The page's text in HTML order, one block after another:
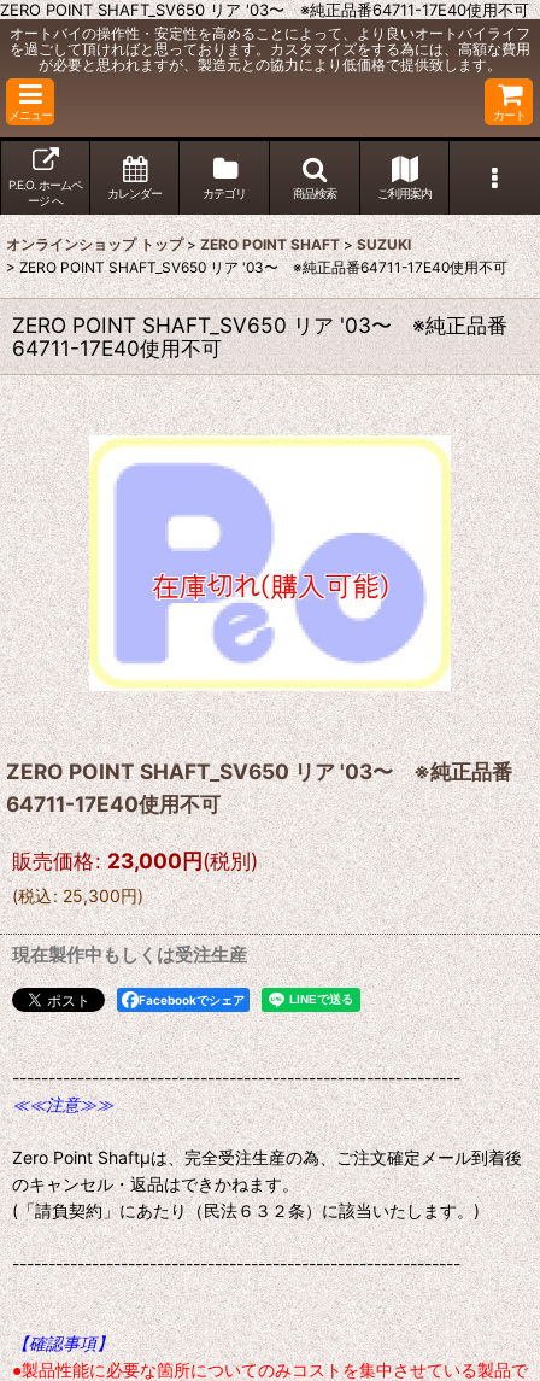
ZERO POINT SHAFT_SV650 リア '03〜 ※純正品番64711-17E40使用不可
オートバイの操作性・安定性を高めることによって、より良いオートバイライフ
を過ごして頂ければと思っております。カスタマイズをする為には、高額な費用
が必要と思われますが、製造元との協力により低価格で提供致します。
メニュー カート
P.E.O. ホームペ
ージ へ
カレンダー カテゴリ 商品検索 ご利用案内
オンラインショップ トップ > ZERO POINT SHAFT > SUZUKI
> ZERO POINT SHAFT_SV650 リア '03〜 ※純正品番64711-17E40使用不可
ZERO POINT SHAFT_SV650 リア '03〜 ※純正品番
64711-17E40使用不可
ZERO POINT SHAFT_SV650 リア '03〜 ※純正品番
64711-17E40使用不可
販売価格: 23,000円(税別)
(税込: 25,300円)
現在製作中もしくは受注生産
Facebookでシェア
--------------------------------------------------------------
≪≪注意≫≫
Zero Point Shaftμは、完全受注生産の為、ご注文確定メール到着後
のキャンセル・返品はできかねます。
(「請負契約」にあたり（民法６３２条）に該当いたします。)
--------------------------------------------------------------
【確認事項】
●製品性能に必要な箇所についてのみコストを集中させている製品で